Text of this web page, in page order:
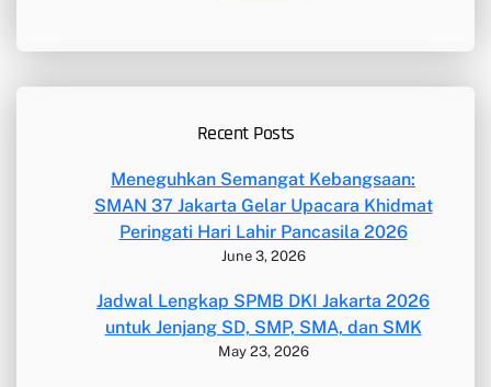
Recent Posts
Meneguhkan Semangat Kebangsaan:
SMAN 37 Jakarta Gelar Upacara Khidmat
Peringati Hari Lahir Pancasila 2026
June 3, 2026
Jadwal Lengkap SPMB DKI Jakarta 2026
untuk Jenjang SD, SMP, SMA, dan SMK
May 23, 2026